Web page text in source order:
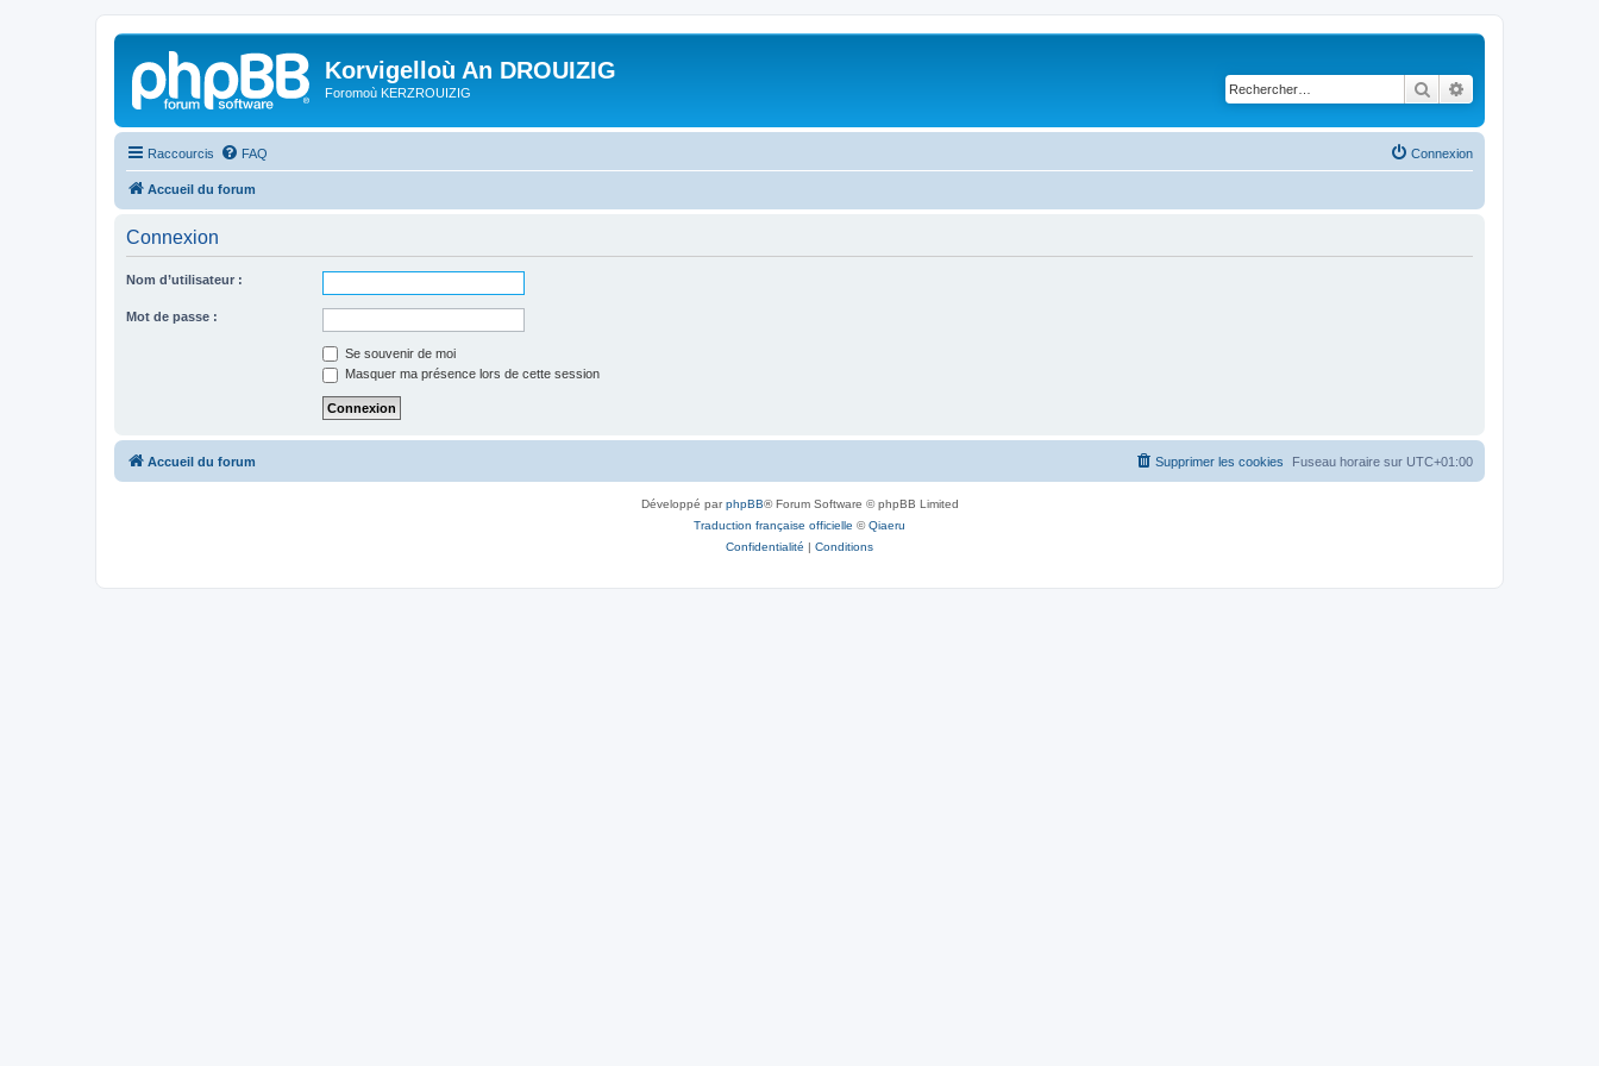
Korvigelloù An DROUIZIG
Foromoù KERZROUIZIG Rechercher
Raccourcis FAQ Connexion
Accueil du forum
Connexion
Nom d’utilisateur :
Mot de passe :
Se souvenir de moi
Masquer ma présence lors de cette session
Accueil du forum Fuseau horaire sur UTC+01:00
Supprimer les cookies
Développé parphpBB® Forum Software © phpBB Limited
Traduction française officielle ©Qiaeru
Confidentialité | Conditions